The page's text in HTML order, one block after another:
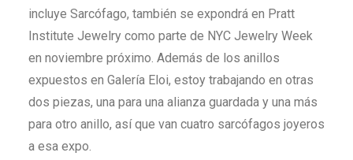
incluye Sarcófago, también se expondrá en Pratt
Institute Jewelry como parte de NYC Jewelry Week
en noviembre próximo. Además de los anillos
expuestos en Galería Eloi, estoy trabajando en otras
dos piezas, una para una alianza guardada y una más
para otro anillo, así que van cuatro sarcófagos joyeros
a esa expo.